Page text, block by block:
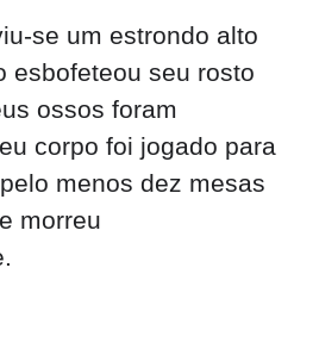
se um estrondo alto
esbofeteou seu rosto
ossos foram
corpo foi jogado para
menos dez mesas
morreu